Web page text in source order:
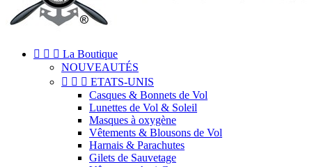
   La Boutique
NOUVEAUTÉS
   ETATS-UNIS
Casques & Bonnets de Vol
Lunettes de Vol & Soleil
Masques à oxygène
Vêtements & Blousons de Vol
Harnais & Parachutes
Gilets de Sauvetage